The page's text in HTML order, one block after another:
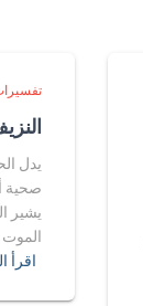
يدل
صحية
يشير
اقرأ